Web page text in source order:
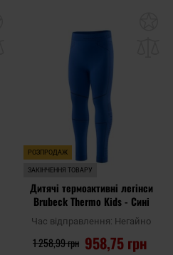
РОЗПРОДАЖ
ЗАКІНЧЕННЯ ТОВАРУ
Дитячі термоактивні легінси
Brubeck Thermo Kids - Сині
Час відправлення: Негайно
958,75 грн
1 258,99 грн